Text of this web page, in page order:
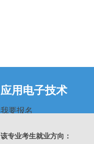
应用电子技术
我要报名
该专业考生就业方向：